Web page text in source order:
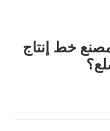
خط إنتاج